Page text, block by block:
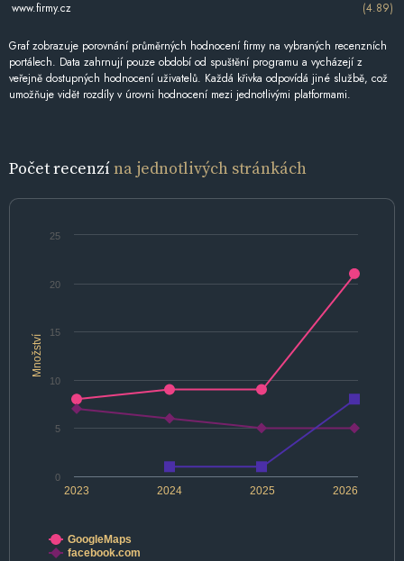
www.firmy.cz (4.89)
Graf zobrazuje porovnání průměrných hodnocení firmy na vybraných recenzních
portálech. Data zahrnují pouze období od spuštění programu a vycházejí z
veřejně dostupných hodnocení uživatelů. Každá křivka odpovídá jiné službě, což
umožňuje vidět rozdíly v úrovni hodnocení mezi jednotlivými platformami.
Počet recenzína jednotlivých stránkách
Množství
2024 2026
2023 2025
0
5
10
15
20
25
GoogleMaps
facebook.com